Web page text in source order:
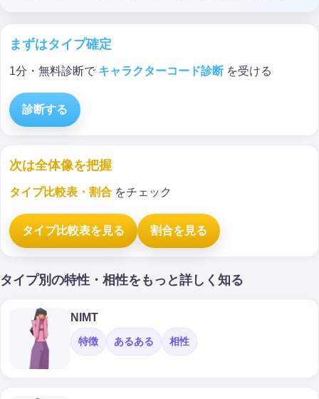
まずはタイプ確定
1分・無料診断で キャラクターコード診断 を受ける
診断する
次は全体像を把握
タイプ比較表・割合 をチェック
タイプ比較表を見る 割合を見る
タイプ別の特性・相性をもっと詳しく知る
NIMT
特徴 あるある 相性